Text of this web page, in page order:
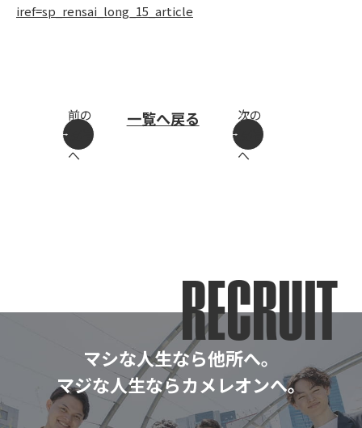
iref=sp_rensai_long_15_article
前の
投稿
へ
一覧へ戻る
次の
投稿
へ
RECRUIT
マシな人生なら他所へ。
マジな人生ならカメレオンへ。